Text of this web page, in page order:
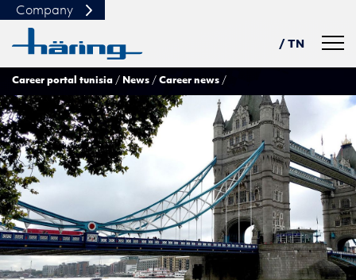
/ TN
USA
PL
中文
Career portal tunisia News Career news
Company